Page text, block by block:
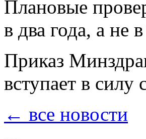
Плановые
в два года, а не
Приказ
вступает в
← все новости